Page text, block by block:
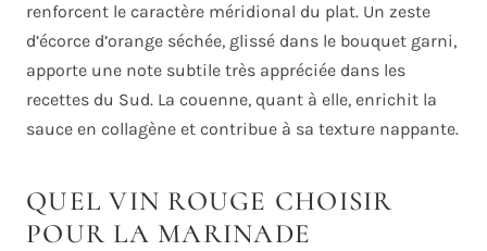
renforcent le caractère méridional du plat. Un zeste
d’écorce d’orange séchée, glissé dans le bouquet garni,
apporte une note subtile très appréciée dans les
recettes du Sud. La couenne, quant à elle, enrichit la
sauce en collagène et contribue à sa texture nappante.
QUEL VIN ROUGE CHOISIR
POUR LA MARINADE